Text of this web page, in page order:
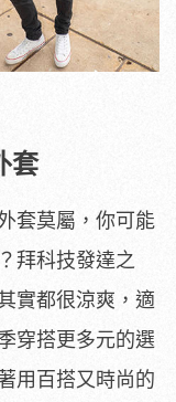
套
套莫屬，你可能
拜科技發達之
實都很涼爽，適
穿搭更多元的選
用百搭又時尚的